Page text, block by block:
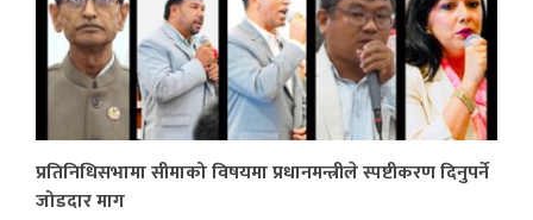
प्रतिनिधिसभामा सीमाको विषयमा प्रधानमन्त्रीले स्पष्टीकरण दिनुपर्ने
जोडदार माग